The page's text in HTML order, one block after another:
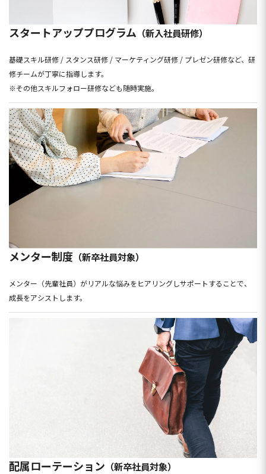
スタートアッププログラム （新入社員研修）
基礎スキル研修 / スタンス研修 / マーケティング研修 / プレゼン研修など、研
修チームが丁寧に指導します。
※その他スキルフォロー研修なども随時実施。
メンター制度 （新卒社員対象）
メンター（先輩社員）がリアルな悩みをヒアリングしサポートすることで、
成長をアシストします。
配属ローテーション （新卒社員対象）